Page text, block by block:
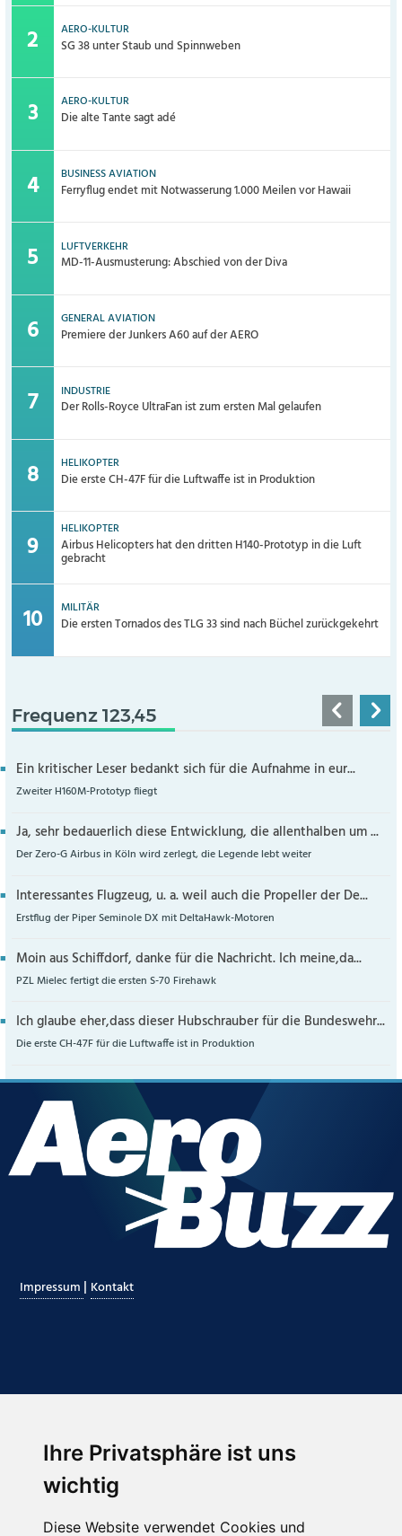
Ihre Privatsphäre ist uns
wichtig
Diese Website verwendet Cookies und
AERO-KULTUR
SG 38 unter Staub und Spinnweben
AERO-KULTUR
Die alte Tante sagt adé
BUSINESS AVIATION
Ferryflug endet mit Notwasserung 1.000 Meilen vor Hawaii
LUFTVERKEHR
MD-11-Ausmusterung: Abschied von der Diva
GENERAL AVIATION
Premiere der Junkers A60 auf der AERO
INDUSTRIE
Der Rolls-Royce UltraFan ist zum ersten Mal gelaufen
HELIKOPTER
Die erste CH-47F für die Luftwaffe ist in Produktion
HELIKOPTER
Airbus Helicopters hat den dritten H140-Prototyp in die Luft
gebracht
MILITÄR
Die ersten Tornados des TLG 33 sind nach Büchel zurückgekehrt
Frequenz 123,45
Ein kritischer Leser bedankt sich für die Aufnahme in eur...
Zweiter H160M-Prototyp fliegt
Ja, sehr bedauerlich diese Entwicklung, die allenthalben um ...
Der Zero-G Airbus in Köln wird zerlegt, die Legende lebt weiter
Interessantes Flugzeug, u. a. weil auch die Propeller der De...
Erstflug der Piper Seminole DX mit DeltaHawk-Motoren
Moin aus Schiffdorf, danke für die Nachricht. Ich meine,da...
PZL Mielec fertigt die ersten S-70 Firehawk
Ich glaube eher,dass dieser Hubschrauber für die Bundeswehr...
Die erste CH-47F für die Luftwaffe ist in Produktion
Impressum | Kontakt
Abonnieren Sie unseren Newsletter
Email